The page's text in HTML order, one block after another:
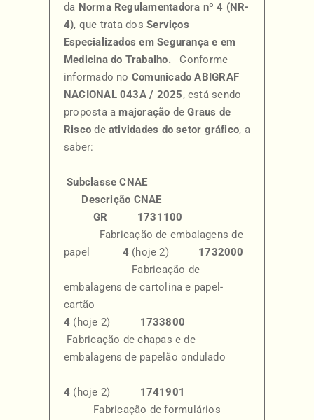
da Norma Regulamentadora nº 4 (NR-
4), que trata dosServiços
Especializados em Segurança e em
Medicina do Trabalho.Conforme
informado no Comunicado ABIGRAF
NACIONAL 043A / 2025, está sendo
proposta a majoração de Graus de
Riscodeatividades do setor gráfico, a
saber:
Subclasse CNAE
Descrição CNAE
GR
1731100
Fabricação de embalagens de
papel 4(hoje 2)
1732000
Fabricação de
embalagens de cartolina e papel-
cartão
4 (hoje 2)
1733800
Fabricação de chapas e de
embalagens de papelão ondulado
4 (hoje 2)
1741901
Fabricação de formulários